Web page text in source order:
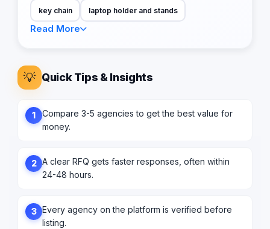
key chain laptop holder and stands
Read More
💡 Quick Tips & Insights
1
Compare 3-5 agencies to get the best value for
money.
2 A clear RFQ gets faster responses, often within
24-48 hours.
3 Every agency on the platform is verified before
listing.